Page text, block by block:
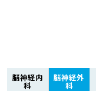
脳神経内
科
脳神経外
科